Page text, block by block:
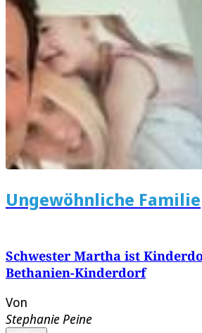
Ungewöhnliche Familie
Schwester Martha ist
Bethanien-Kinderdorf
Von
Stephanie Peine